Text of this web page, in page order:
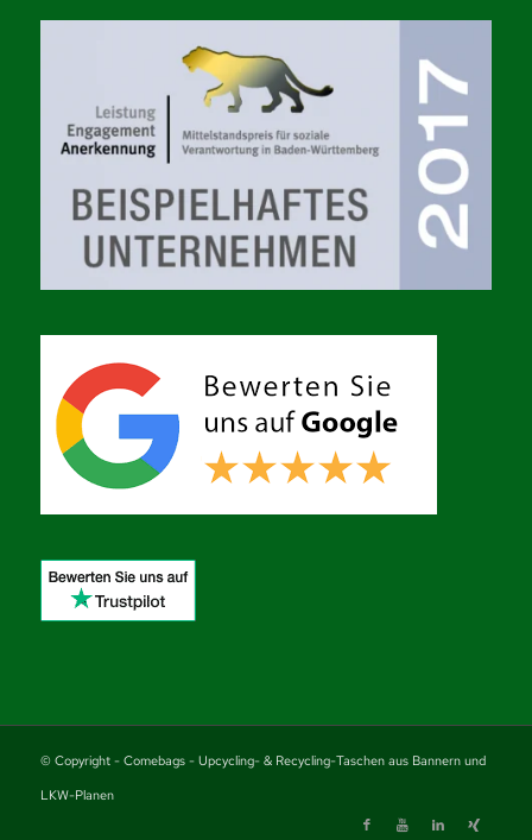
© Copyright - Comebags - Upcycling- & Recycling-Taschen aus Bannern und
LKW-Planen